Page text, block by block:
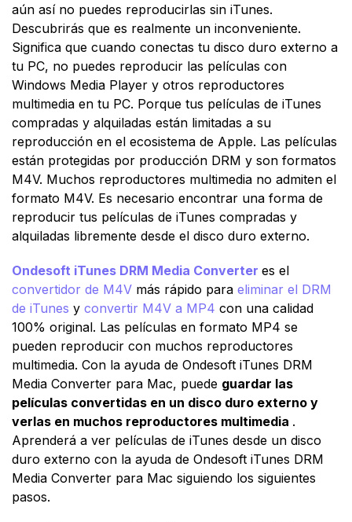
aún así no puedes reproducirlas sin iTunes.
Descubrirás que es realmente un inconveniente.
Significa que cuando conectas tu disco duro externo a
tu PC, no puedes reproducir las películas con
Windows Media Player y otros reproductores
multimedia en tu PC. Porque tus películas de iTunes
compradas y alquiladas están limitadas a su
reproducción en el ecosistema de Apple. Las películas
están protegidas por producción DRM y son formatos
M4V. Muchos reproductores multimedia no admiten el
formato M4V. Es necesario encontrar una forma de
reproducir tus películas de iTunes compradas y
alquiladas libremente desde el disco duro externo.
Ondesoft iTunes DRM Media Converter es el
convertidor de M4V más rápido para eliminar el DRM
de iTunes y convertir M4V a MP4 con una calidad
100% original. Las películas en formato MP4 se
pueden reproducir con muchos reproductores
multimedia. Con la ayuda de Ondesoft iTunes DRM
Media Converter para Mac, puede guardar las
películas convertidas en un disco duro externo y
verlas en muchos reproductores multimedia .
Aprenderá a ver películas de iTunes desde un disco
duro externo con la ayuda de Ondesoft iTunes DRM
Media Converter para Mac siguiendo los siguientes
pasos.